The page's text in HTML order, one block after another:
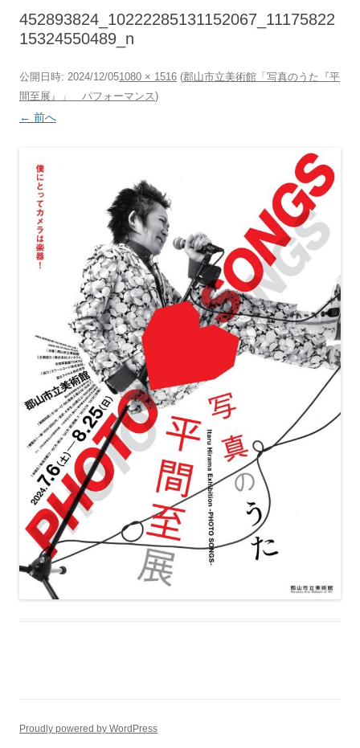
452893824_10222285131152067_11175822
15324550489_n
公開日時: 2024/12/051080 × 1516 (郡山市立美術館「写真のうた『平
間至展』」 パフォーマンス)
← 前へ
Proudly powered by WordPress